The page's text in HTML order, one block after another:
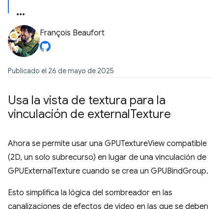
François Beaufort
Publicado el 26 de mayo de 2025
Usa la vista de textura para la
vinculación de externalTexture
Ahora se permite usar una GPUTextureView compatible
(2D, un solo subrecurso) en lugar de una vinculación de
GPUExternalTexture cuando se crea un GPUBindGroup.
Esto simplifica la lógica del sombreador en las
canalizaciones de efectos de video en las que se deben